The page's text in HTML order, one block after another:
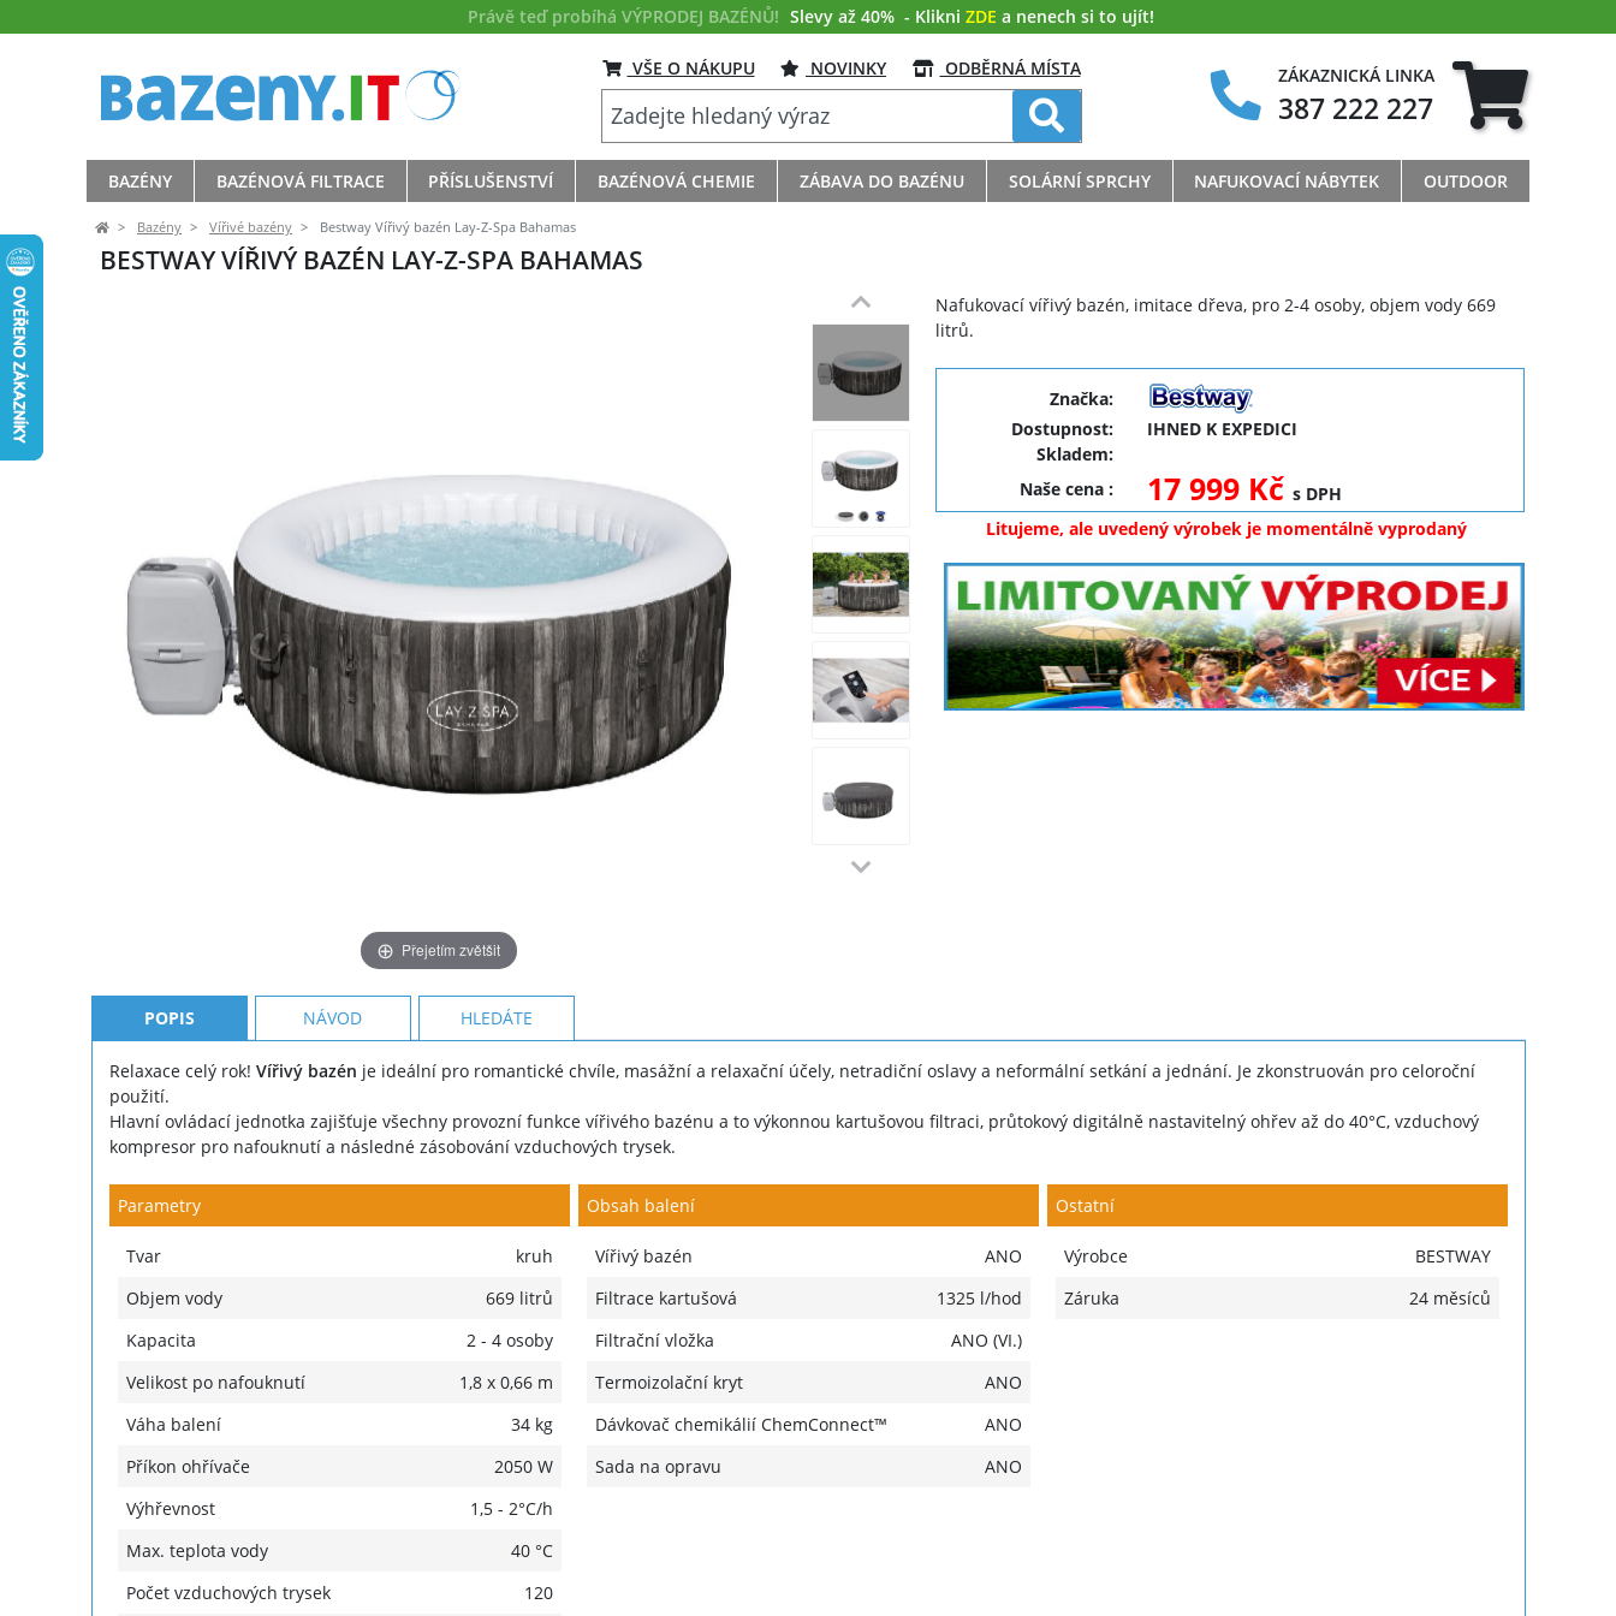
Právě teď probíhá VÝPRODEJ BAZÉNŮ! Slevy až 40% - Klikni ZDE a nenech si to ujít!
VŠE O NÁKUPU NOVINKY ODBĚRNÁ MÍSTA ZÁKAZNICKÁ LINKA
387 222 227
BAZÉNY BAZÉNOVÁ FILTRACE PŘÍSLUŠENSTVÍ BAZÉNOVÁ CHEMIE ZÁBAVA DO BAZÉNU SOLÁRNÍ SPRCHY NAFUKOVACÍ NÁBYTEK OUTDOOR
Bazény Vířivé bazény Bestway Vířivý bazén Lay-Z-Spa Bahamas
BESTWAY VÍŘIVÝ BAZÉN LAY-Z-SPA BAHAMAS
Přejetím zvětšit
Nafukovací vířivý bazén, imitace dřeva, pro 2-4 osoby, objem vody 669
litrů.
Značka:
Dostupnost:
IHNED K EXPEDICI
Skladem:
Naše cena: 17 999 Kčs DPH
Litujeme, ale uvedený výrobek je momentálně vyprodaný
POPIS NÁVOD HLEDÁTE
Relaxace celý rok! Vířivý bazén je ideální pro romantické chvíle, masážní a relaxační účely, netradiční oslavy a neformální setkání a jednání. Je zkonstruován pro celoroční
použití.
Hlavní ovládací jednotka zajišťuje všechny provozní funkce vířivého bazénu a to výkonnou kartušovou filtraci, průtokový digitálně nastavitelný ohřev až do 40°C, vzduchový
kompresor pro nafouknutí a následné zásobování vzduchových trysek.
Parametry
Tvar
kruh
Objem vody
669 litrů
Kapacita
2 - 4 osoby
Velikost po nafouknutí
1,8 x 0,66 m
Váha balení
34 kg
Příkon ohřívače
2050 W
Výhřevnost
1,5 - 2°C/h
Max. teplota vody
40 °C
Počet vzduchových trysek
120
Obsah balení
Vířivý bazén
ANO
Filtrace kartušová
1325 l/hod
Filtrační vložka
ANO (VI.)
Termoizolační kryt
ANO
Dávkovač chemikálií ChemConnect™
ANO
Sada na opravu
ANO
Ostatní
Výrobce
BESTWAY
Záruka
24 měsíců